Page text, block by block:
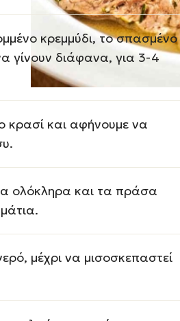
κρεμμύδι, το σπασμένο
γίνουν διάφανα, για 3-4
κρασί και αφήνουμε να
ολόκληρα και τα πράσα
μέχρι να μισοσκεπαστεί